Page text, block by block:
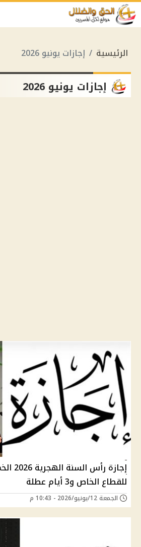
الرئيسية إجازات يونيو 2026
إجازات يونيو 2026
للقطاع الخاص و3 أيام عطلة
الجمعة 12/يونيو/2026 - 10:43 م